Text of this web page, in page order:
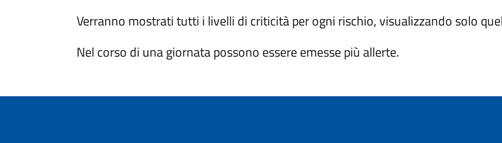
Verranno mostrati tutti i livelli di criticità per ogni rischio, visualizzando solo
Nel corso di una giornata possono essere emesse più allerte.